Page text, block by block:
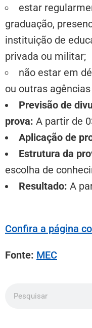
estar
graduação,
instituição de
privada ou militar;
não estar em
ou outras
Previsão de
prova: A partir de
Aplicação de
Estrutura da
escolha de
Resultado: A
Confira a página
Fonte: MEC